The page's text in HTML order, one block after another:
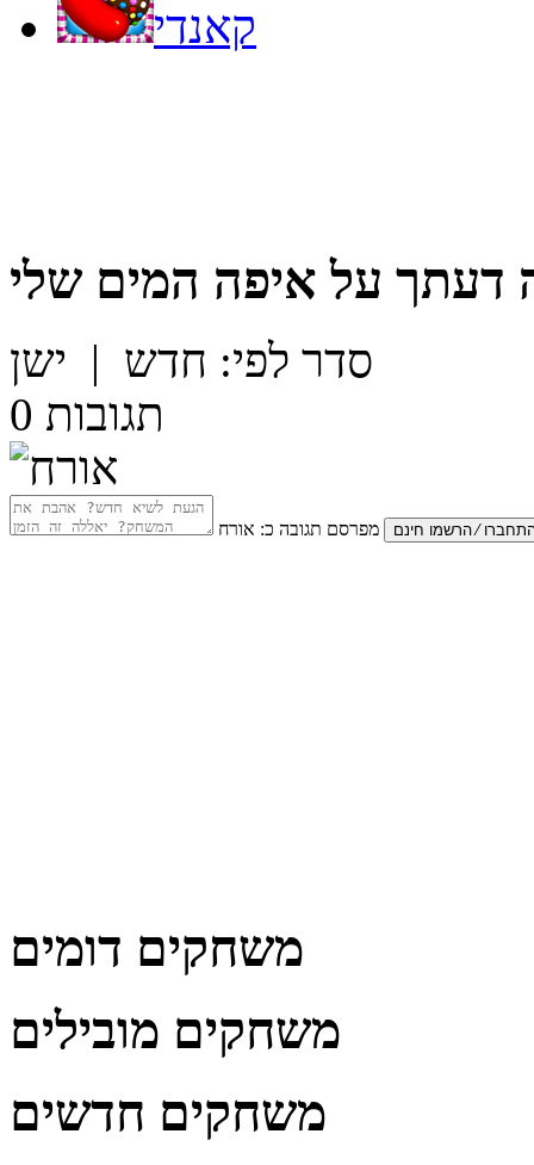
קאנדי
דעתך על
סדר לפי: חדש | ישן
0 תגובות
מפרסם תגובה כ: אורח
משחקים דומים
משחקים מובילים
משחקים חדשים